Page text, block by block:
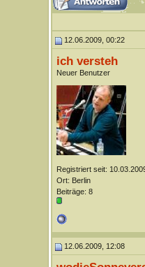
12.06.2009, 00:22
ich versteh
Neuer Benutzer
Registriert seit:
Ort: Berlin
Beiträge: 8
12.06.2009, 12:08